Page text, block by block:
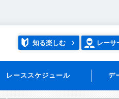
知る楽しむ レーサ
レーススケジュール デ